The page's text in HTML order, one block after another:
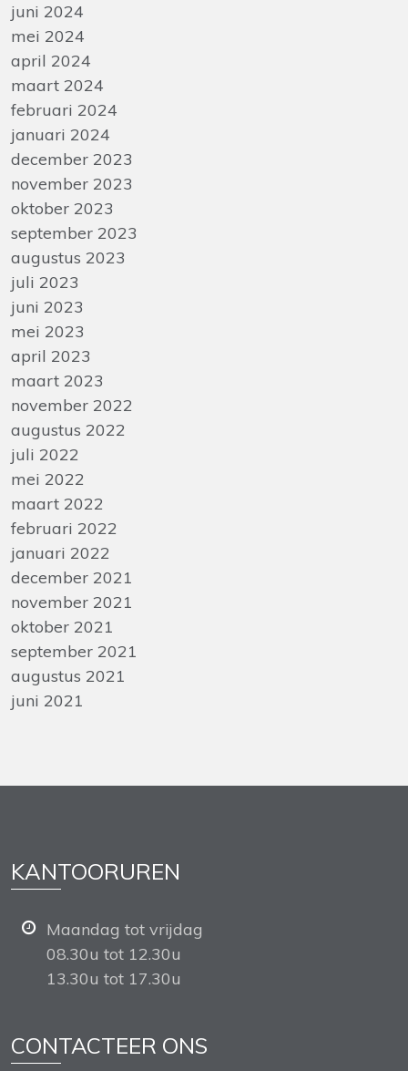
juni 2024
mei 2024
april 2024
maart 2024
februari 2024
januari 2024
december 2023
november 2023
oktober 2023
september 2023
augustus 2023
juli 2023
juni 2023
mei 2023
april 2023
maart 2023
november 2022
augustus 2022
juli 2022
mei 2022
maart 2022
februari 2022
januari 2022
december 2021
november 2021
oktober 2021
september 2021
augustus 2021
juni 2021
KANTOORUREN
Maandag tot vrijdag
08.30u tot 12.30u
13.30u tot 17.30u
CONTACTEER ONS